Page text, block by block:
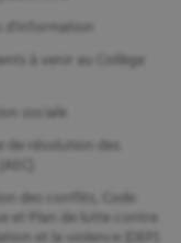
d'information
à venir au Collège
sociale
de résolution des
des conflits, Code
et Plan de lutte contre
et la violence (DEP)